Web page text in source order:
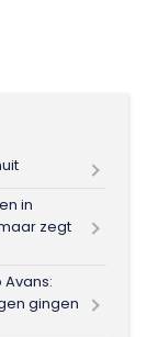
in
zegt
gingen